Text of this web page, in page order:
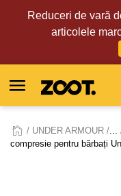
Reduceri de vară
articolele
UNDER ARMOUR ...
compresie pentru bărbați